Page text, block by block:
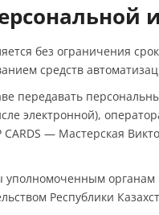
без ограничения
средств
передавать
электронной),
— Мастерская
органам
Республики